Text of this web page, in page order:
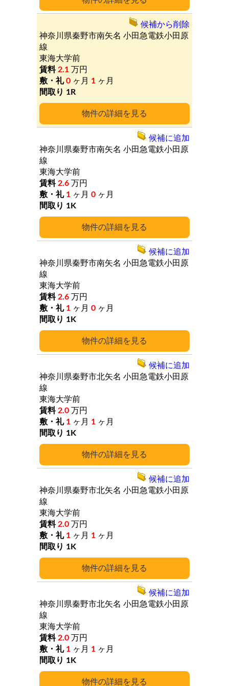
詳細
神奈川県秦野市南矢名 小田急電鉄小田原
線
東海大学前
2.1 万円
0 ヶ月 1 ヶ月
1R
候補から削除
詳細
神奈川県秦野市南矢名 小田急電鉄小田原
線
東海大学前
2.6 万円
1 ヶ月 0 ヶ月
1K
候補に追加
詳細
神奈川県秦野市南矢名 小田急電鉄小田原
線
東海大学前
2.6 万円
1 ヶ月 0 ヶ月
1K
候補に追加
詳細
神奈川県秦野市北矢名 小田急電鉄小田原
線
東海大学前
2.0 万円
1 ヶ月 1 ヶ月
1K
候補に追加
詳細
神奈川県秦野市北矢名 小田急電鉄小田原
線
東海大学前
2.0 万円
1 ヶ月 1 ヶ月
1K
候補に追加
詳細
神奈川県秦野市北矢名 小田急電鉄小田原
線
東海大学前
2.0 万円
1 ヶ月 1 ヶ月
1K
候補に追加